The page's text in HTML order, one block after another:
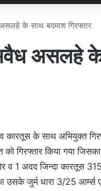
के साथ बदमाश गिरफ्तार
असलहे के
के साथ अभियुक्त
को गिरफ्तार किया गया
व 1 अदद जिन्दा कारतूस
उसके जुर्म धारा 3/25